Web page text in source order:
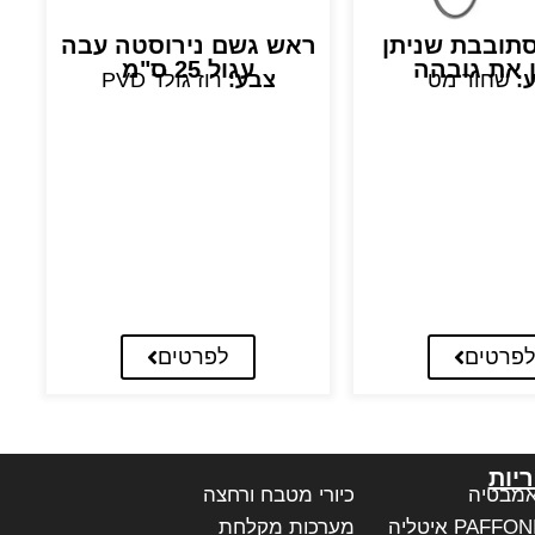
שניתן
את גובהה
שחור מט
לפרטים
ראש גשם נירוסטה עבה
עגול 25 ס"מ
צבע:רוז גולד PVD
לפרטים
כיורי מטבח ורחצה
מערכות מקלחת